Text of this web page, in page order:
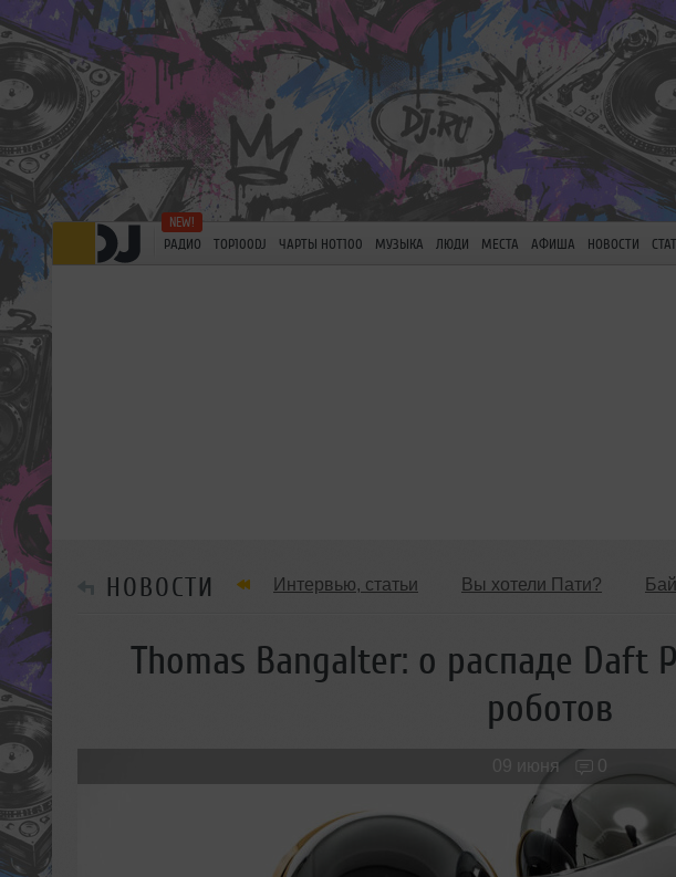
РАДИО TOP100DJ ЧАРТЫ HOT100 МУЗЫКА ЛЮДИ МЕСТА АФИША НОВОСТИ
НОВОСТИ Интервью, статьи Вы хотели Пати?
Танцевальные стили Обзоры Вечеринок и
Thomas Bangalter: о распаде Daft
роботов
09 июня 0